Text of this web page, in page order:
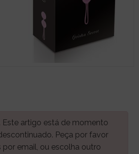
Este artigo está de momento
Peça por favor
email, ou escolha outro